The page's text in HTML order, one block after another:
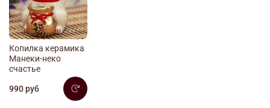
Копилка керамика
Манеки-неко
счастье
990 руб